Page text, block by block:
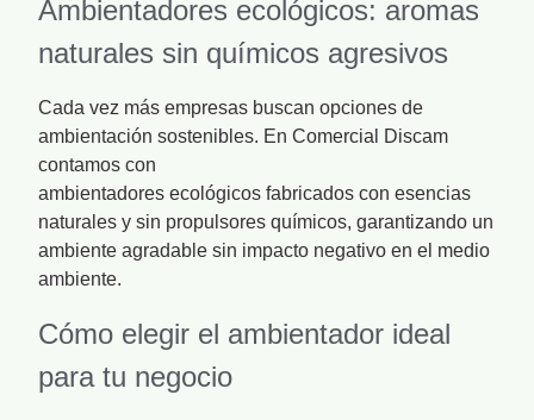
Ambientadores ecológicos: aromas
naturales sin químicos agresivos
Cada vez más empresas buscan opciones de
ambientación sostenibles. En Comercial Discam
contamos con
ambientadores ecológicos fabricados con esencias
naturales y sin propulsores químicos, garantizando un
ambiente agradable sin impacto negativo en el medio
ambiente.
Cómo elegir el ambientador ideal
para tu negocio